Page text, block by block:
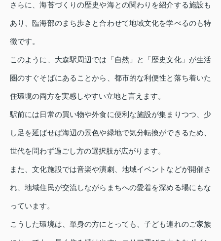
さらに、海苔づくりの歴史や海との関わりを紹介する施設も
あり、臨海部のまち歩きと合わせて地域文化を学べるのも特
徴です。
このように、大森駅周辺では「自然」と「歴史文化」が生活
圏のすぐそばにあることから、都市的な利便性と落ち着いた
住環境の両方を実感しやすい立地と言えます。
駅前には日常の買い物や外食に便利な施設が集まりつつ、少
し足を延ばせば海辺の景色や緑地で気分転換ができるため、
世代を問わず過ごし方の選択肢が広がります。
また、文化施設では音楽や演劇、地域イベントなどが開催さ
れ、地域住民が交流しながらまちへの愛着を深める場にもな
っています。
こうした環境は、単身の方にとっても、子ども連れのご家族